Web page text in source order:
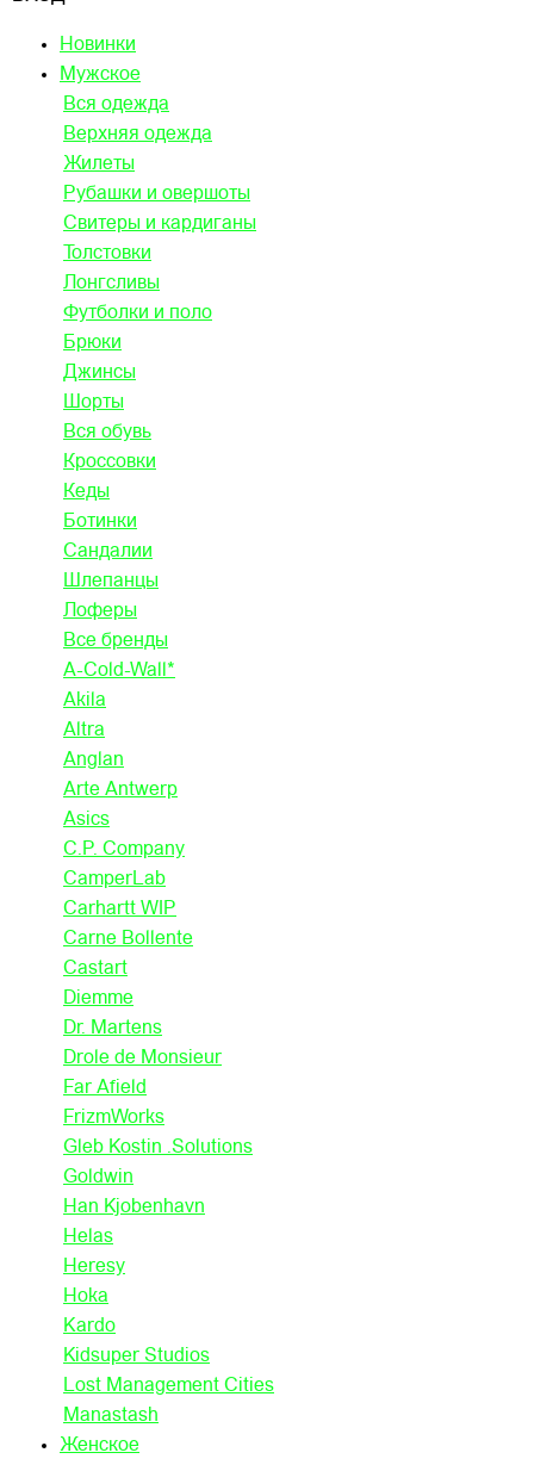
Новинки
Мужское
Вся одежда
Верхняя одежда
Жилеты
Рубашки и овершоты
Свитеры и кардиганы
Толстовки
Лонгсливы
Футболки и поло
Брюки
Джинсы
Шорты
Вся обувь
Кроссовки
Кеды
Ботинки
Сандалии
Шлепанцы
Лоферы
Все бренды
A-Cold-Wall*
Akila
Altra
Anglan
Arte Antwerp
Asics
C.P. Company
CamperLab
Carhartt WIP
Carne Bollente
Castart
Diemme
Dr. Martens
Drole de Monsieur
Far Afield
FrizmWorks
Gleb Kostin .Solutions
Goldwin
Han Kjobenhavn
Helas
Heresy
Hoka
Kardo
Kidsuper Studios
Lost Management Cities
Manastash
Женское